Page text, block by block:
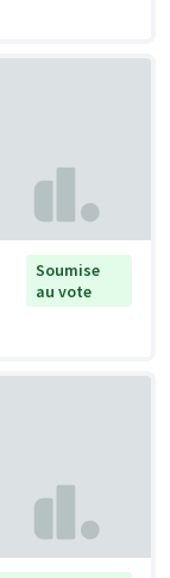
Soumise
au vote